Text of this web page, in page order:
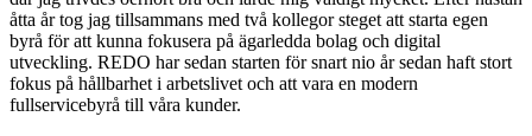
åtta år tog jag tillsammans med två kollegor steget att starta egen
byrå för att kunna fokusera på ägarledda bolag och digital
utveckling. REDO har sedan starten för snart nio år sedan haft stort
fokus på hållbarhet i arbetslivet och att vara en modern
fullservicebyrå till våra kunder.